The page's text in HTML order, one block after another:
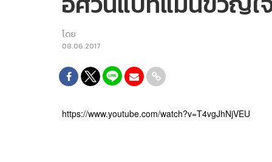
โดย
08.06.2017
https://www.youtube.com/watch?v=T4vgJhNjVEU